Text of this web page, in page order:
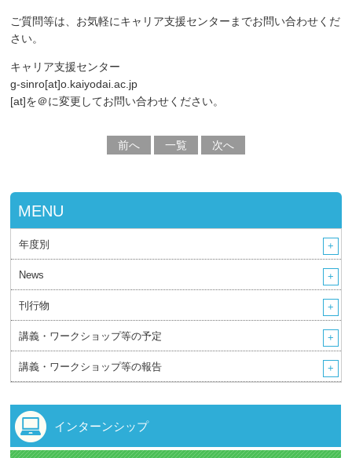
ご質問等は、お気軽にキャリア支援センターまでお問い合わせくだ
さい。
キャリア支援センター
g-sinro[at]o.kaiyodai.ac.jp
[at]を＠に変更してお問い合わせください。
前へ 一覧 次へ
MENU
年度別
News
刊行物
講義・ワークショップ等の予定
講義・ワークショップ等の報告
インターンシップ